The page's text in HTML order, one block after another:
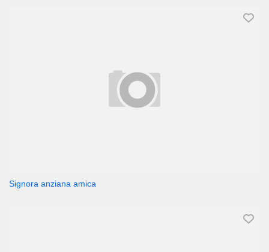
Signora anziana amica